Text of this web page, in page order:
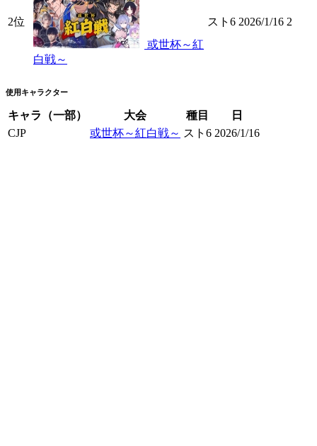
2位
或世杯～紅
白戦～
スト6 2026/1/16 2
使用キャラクター
キャラ（一部） 大会 種目
日
CJP
或世杯～紅白戦～ スト6 2026/1/16